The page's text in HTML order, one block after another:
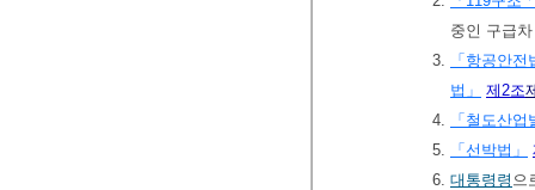
중인 구급차
3.
「항공안전
법」
제2조
4.
「철도산
5.
「선박법」
6. 대통령령 으